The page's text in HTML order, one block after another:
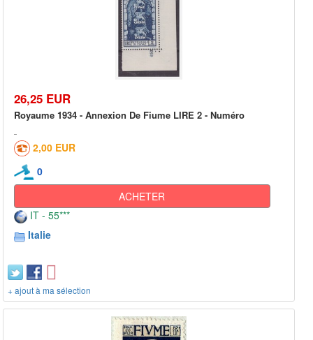
26,25 EUR
Royaume 1934 - Annexion De Fiume LIRE 2 - Numéro
2,00 EUR
0
ACHETER
IT - 55***
Italie
+ ajout à ma sélection